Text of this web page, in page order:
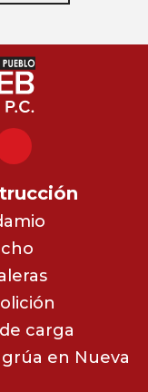
carga
en Nueva